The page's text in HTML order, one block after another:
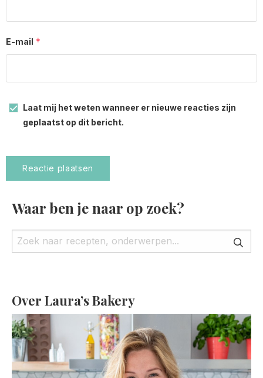
E-mail *
Laat mij het weten wanneer er nieuwe reacties zijn
geplaatst op dit bericht.
Waar ben je naar op zoek?
Over Laura’s Bakery